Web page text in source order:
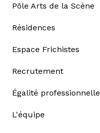
Pôle Arts de la Scène
Résidences
Espace Frichistes
Recrutement
Égalité professionnelle
L'équipe